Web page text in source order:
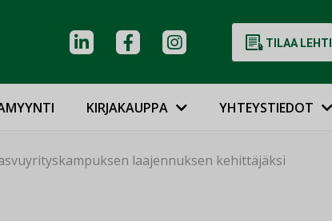
TILAA LEHTI
KIRJAKAUPPA YHTEYSTIEDOT
laajennuksen kehittäjäksi